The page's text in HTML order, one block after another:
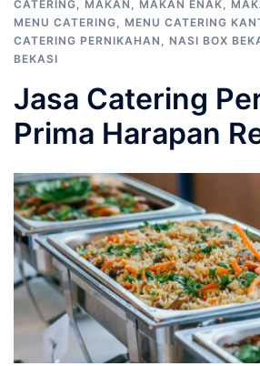
CATERING, MAKAN , MAKAN ENAK,
MENU CATERING, MENU CATERING
CATERING PERNIKAHAN , NASI BOX
BEKASI
Jasa Catering
Prima Harapan